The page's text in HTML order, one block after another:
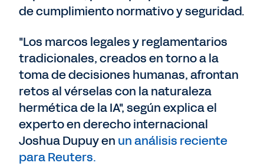
de cumplimiento normativo y seguridad.
"Los marcos legales y reglamentarios
tradicionales, creados en torno a la
toma de decisiones humanas, afrontan
retos al vérselas con la naturaleza
hermética de la IA", según explica el
experto en derecho internacional
Joshua Dupuy en un análisis reciente
para Reuters.